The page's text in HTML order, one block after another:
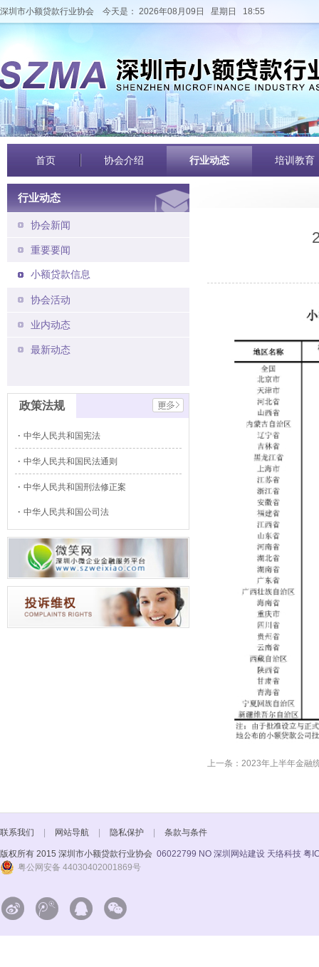
深圳市小额贷款行业协会 今天是： 2026年08月09日 星期日 18:55
首页 协会介绍 行业动态 培训教育
行业动态
协会新闻
重要要闻
小额贷款信息
协会活动
业内动态
最新动态
政策法规
中华人民共和国宪法
中华人民共和国民法通则
中华人民共和国刑法修正案
中华人民共和国公司法
上一条：2023年上半年金融
联系我们 网站导航 隐私保护 条款与条件
版权所有 2015 深圳市小额贷款行业协会 06022799 NO 深圳网站建设 天络科技 粤
粤公网安备 44030402001869号
   